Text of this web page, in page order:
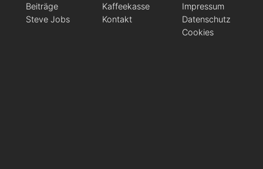
Beiträge
Steve Jobs
Kaffeekasse
Kontakt
Impressum
Datenschutz
Cookies